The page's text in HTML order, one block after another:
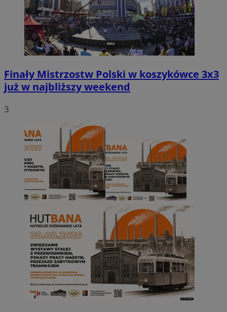
Finały Mistrzostw Polski w koszykówce 3x3
już w najbliższy weekend
3